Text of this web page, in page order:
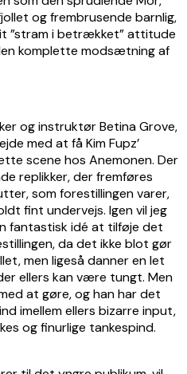
og frembrusende barnlig,
”stram i betrækket” attitude
komplette modsætning af
og instruktør Betina Grove,
med at få Kim Fupz’
scene hos Anemonen. Der
replikker, der fremføres
som forestillingen varer,
fint undervejs. Igen vil jeg
fantastisk idé at tilføje det
da det ikke blot gør
men ligeså danner en let
ellers kan være tungt. Men
at gøre, og han har det
imellem ellers bizarre input,
og finurlige tankespind.